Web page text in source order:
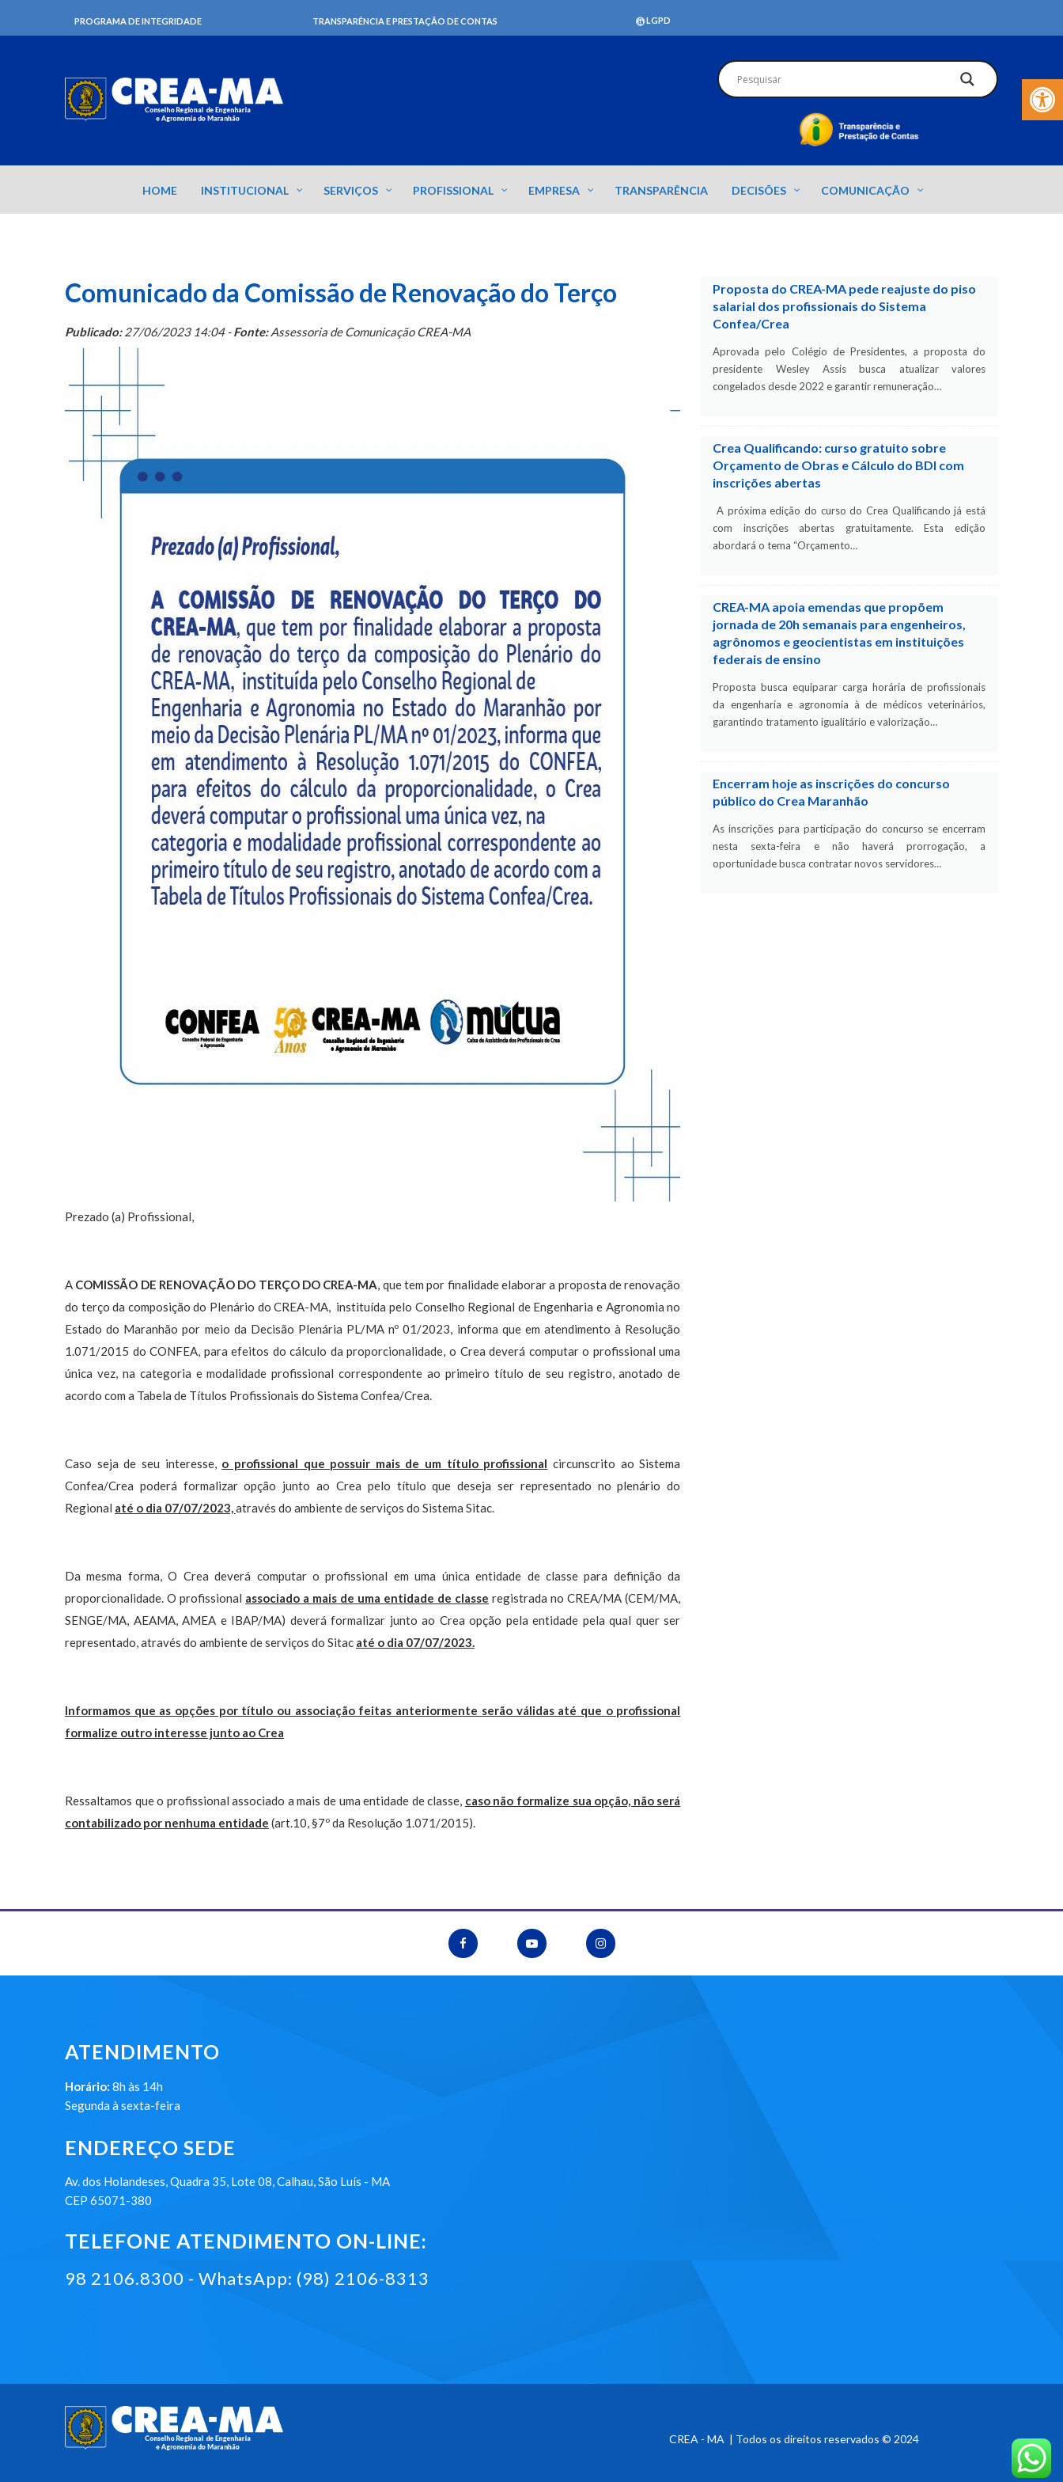
Barra de
PROGRAMA DE INTEGRIDADE TRANSPARÊNCIA E PRESTAÇÃO DE CONTAS LGPD
HOME INSTITUCIONAL SERVIÇOS PROFISSIONAL EMPRESA TRANSPARÊNCIA DECISÕES COMUNICAÇÃO
Comunicado da Comissão de Renovação do Terço
Publicado:27/06/2023 14:04 -Fonte:Assessoria de Comunicação CREA-MA
Prezado (a) Profissional,
A COMISSÃO DE RENOVAÇÃO DO TERÇO DO CREA-MA, que tem por finalidade elaborar a proposta de renovação
do terço da composição do Plenário do CREA-MA, instituída pelo Conselho Regional de Engenharia e Agronomia no
Estado do Maranhão por meio da Decisão Plenária PL/MA nº 01/2023, informa que em atendimento à Resolução
1.071/2015 do CONFEA, para efeitos do cálculo da proporcionalidade, o Crea deverá computar o profissional uma
única vez, na categoria e modalidade profissional correspondente ao primeiro título de seu registro, anotado de
acordo com a Tabela de Títulos Profissionais do Sistema Confea/Crea.
Caso seja de seu interesse, o profissional que possuir mais de um título profissional circunscrito ao Sistema
Confea/Crea poderá formalizar opção junto ao Crea pelo título que deseja ser representado no plenário do
Regional até o dia 07/07/2023,através do ambiente de serviços do Sistema Sitac.
Da mesma forma, O Crea deverá computar o profissional em uma única entidade de classe para definição da
proporcionalidade. O profissional associado a mais de uma entidade de classe registrada no CREA/MA (CEM/MA,
SENGE/MA, AEAMA, AMEA e IBAP/MA) deverá formalizar junto ao Crea opção pela entidade pela qual quer ser
representado, através do ambiente de serviços do Sitac até o dia 07/07/2023.
Informamos que as opções por título ou associação feitas anteriormente serão válidas até que o profissional
formalize outro interesse junto ao Crea
Ressaltamos que o profissional associado a mais de uma entidade de classe, caso não formalize sua opção, não será
contabilizado por nenhuma entidade (art.10, §7º da Resolução 1.071/2015).
Proposta do CREA-MA pede reajuste do piso
salarial dos profissionais do Sistema
Confea/Crea
Aprovada pelo Colégio de Presidentes, a proposta do
presidente Wesley Assis busca atualizar valores
congelados desde 2022 e garantir remuneração…
Crea Qualificando: curso gratuito sobre
Orçamento de Obras e Cálculo do BDI com
inscrições abertas
A próxima edição do curso do Crea Qualificando já está
com inscrições abertas gratuitamente. Esta edição
abordará o tema “Orçamento…
CREA-MA apoia emendas que propõem
jornada de 20h semanais para engenheiros,
agrônomos e geocientistas em instituições
federais de ensino
Proposta busca equiparar carga horária de profissionais
da engenharia e agronomia à de médicos veterinários,
garantindo tratamento igualitário e valorização…
Encerram hoje as inscrições do concurso
público do Crea Maranhão
As inscrições para participação do concurso se encerram
nesta sexta-feira e não haverá prorrogação, a
oportunidade busca contratar novos servidores…
ATENDIMENTO
Horário: 8h às 14h
Segunda à sexta-feira
ENDEREÇO SEDE
Av. dos Holandeses, Quadra 35, Lote 08, Calhau, São Luís - MA
CEP 65071-380
TELEFONE ATENDIMENTO ON-LINE:
98 2106.8300 - WhatsApp: (98) 2106-8313
CREA - MA | Todos os direitos reservados © 2024